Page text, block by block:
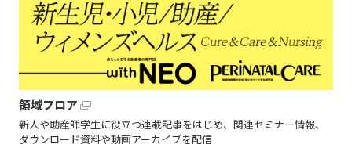
領域フロア
新人や助産師学生に役立つ連載記事をはじめ、関連セミナー情報、
ダウンロード資料や動画アーカイブを配信